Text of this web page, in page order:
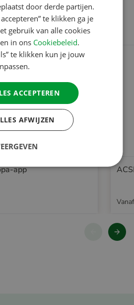
app
Vanaf
SPANISH
SWEDISH
door derde partijen.
te klikken ga je
gebruik van alle cookies
in ons Cookiebeleid.
te klikken kun je jouw
ACCEPTEREN
AFWIJZEN